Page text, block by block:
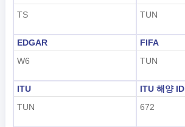
Indonesian
TS
TUN
EDGAR
W6
FIFA
TUN
ITU
TUN
ITU 해양 ID
672